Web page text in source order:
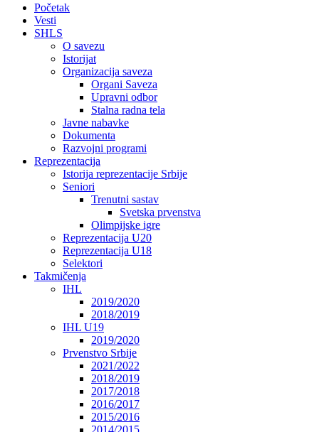
Početak
Vesti
SHLS
O savezu
Istorijat
Organizacija saveza
Organi Saveza
Upravni odbor
Stalna radna tela
Javne nabavke
Dokumenta
Razvojni programi
Reprezentacija
Istorija reprezentacije Srbije
Seniori
Trenutni sastav
Svetska prvenstva
Olimpijske igre
Reprezentacija U20
Reprezentacija U18
Selektori
Takmičenja
IHL
2019/2020
2018/2019
IHL U19
2019/2020
Prvenstvo Srbije
2021/2022
2018/2019
2017/2018
2016/2017
2015/2016
2014/2015